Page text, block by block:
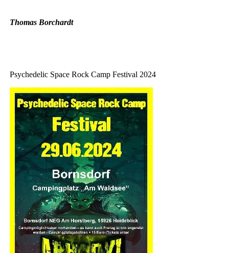
Thomas Borchardt
Psychedelic Space Rock Camp Festival 2024